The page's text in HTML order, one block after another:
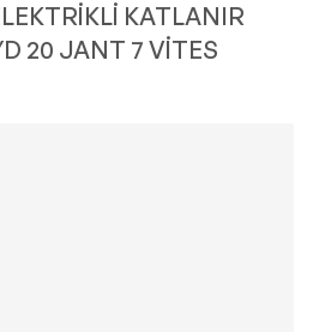
KATLANIR
20 JANT 7 VİTES